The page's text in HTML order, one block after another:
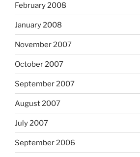
February 2008
January 2008
November 2007
October 2007
September 2007
August 2007
July 2007
September 2006